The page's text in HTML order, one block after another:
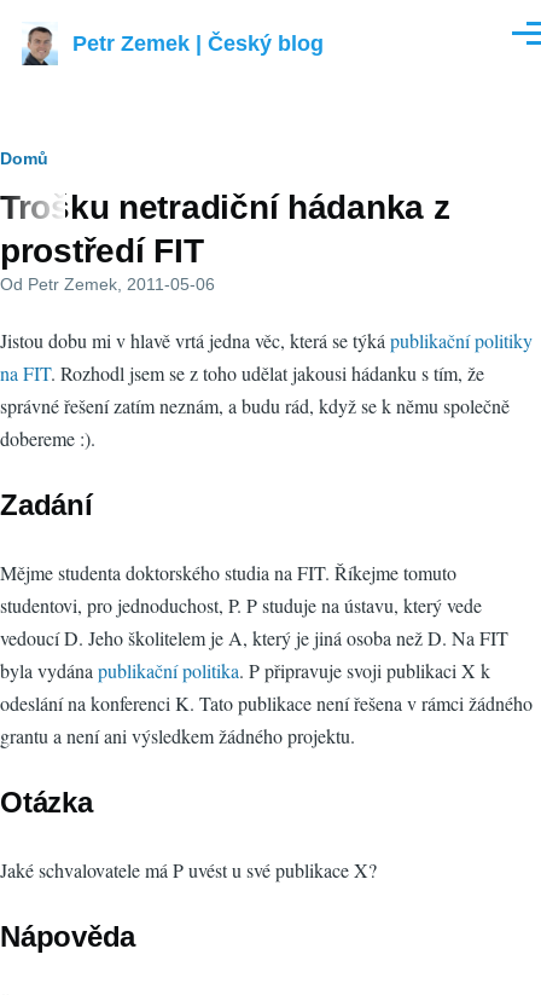
Petr Zemek | Český blog
Drobečková
navigace
Domů
Trošku netradiční hádanka z
prostředí FIT
Od Petr Zemek , 2011-05-06
Jistou dobu mi v hlavě vrtá jedna věc, která se týká publikační politiky
na FIT. Rozhodl jsem se z toho udělat jakousi hádanku s tím, že
správné řešení zatím neznám, a budu rád, když se k němu společně
dobereme :).
Zadání
Mějme studenta doktorského studia na FIT. Říkejme tomuto
studentovi, pro jednoduchost, P. P studuje na ústavu, který vede
vedoucí D. Jeho školitelem je A, který je jiná osoba než D. Na FIT
byla vydána publikační politika. P připravuje svoji publikaci X k
odeslání na konferenci K. Tato publikace není řešena v rámci žádného
grantu a není ani výsledkem žádného projektu.
Otázka
Jaké schvalovatele má P uvést u své publikace X?
Nápověda